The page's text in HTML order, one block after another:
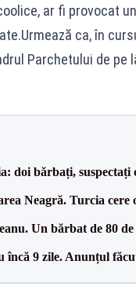
ar fi provocat
ca, în
Parchetului de pe
doi bărbați, suspectați
Neagră. Turcia
Un bărbat de 80
încă 9 zile. Anunțul